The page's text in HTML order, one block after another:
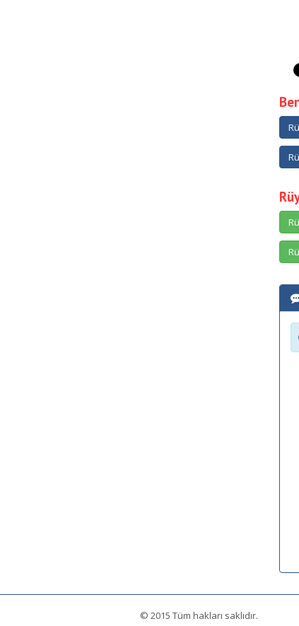
© 2015 Tüm hakları saklıdır.